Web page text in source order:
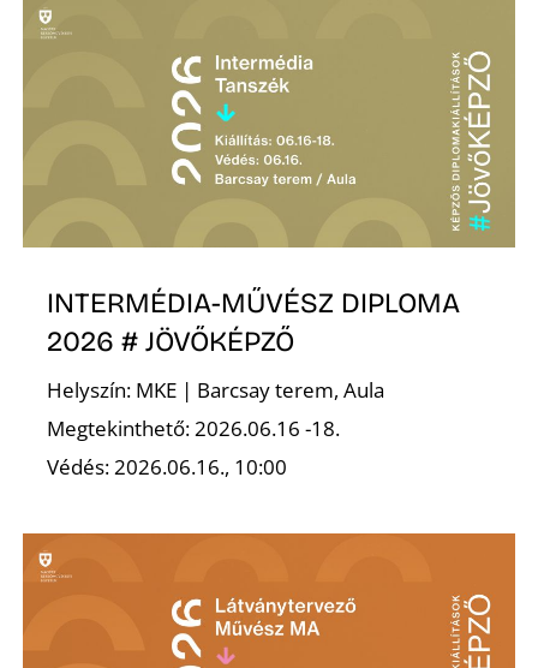
INTERMÉDIA-MŰVÉSZ DIPLOMA
2026 # JÖVŐKÉPZŐ
Helyszín: MKE | Barcsay terem, Aula
Megtekinthető: 2026.06.16 -18.
Védés: 2026.06.16., 10:00